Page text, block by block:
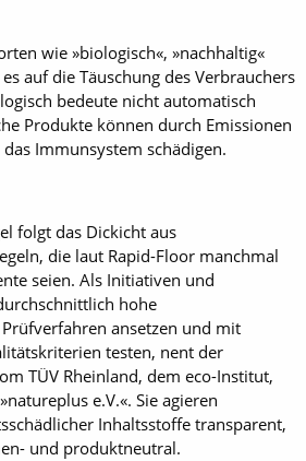
wie »biologisch«, »nachhaltig«
auf die Täuschung des Verbrauchers
bedeute nicht automatisch
Produkte können durch Emissionen
Immunsystem schädigen.
folgt das Dickicht aus
die laut Rapid-Floor manchmal
seien. Als Initiativen und
hohe
ansetzen und mit
testen, nent der
TÜV Rheinland, dem eco-Institut,
e.V.«. Sie agieren
Inhaltsstoffe transparent,
und produktneutral.